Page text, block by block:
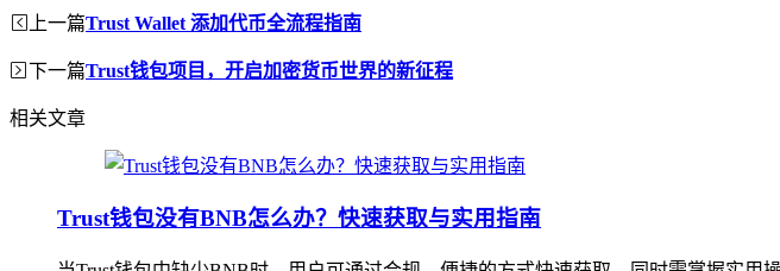
上一篇Trust Wallet 添加代币全流程指南
下一篇Trust钱包项目，开启加密货币世界的新征程
相关文章
Trust钱包没有BNB怎么办？快速获取与实用指南